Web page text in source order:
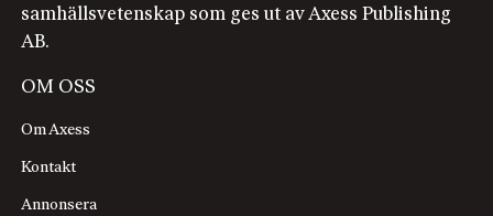
samhällsvetenskap som ges ut av Axess Publishing
AB.
OM OSS
Om Axess
Kontakt
Annonsera